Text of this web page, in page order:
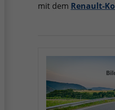
mit dem Renault-